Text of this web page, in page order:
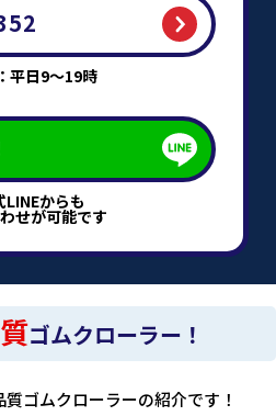
平日9～19時
LINEからも
せが可能です
ゴムクローラー！
ゴムクローラーの紹介です！